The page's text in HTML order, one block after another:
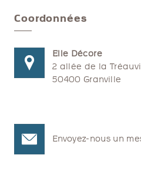
Coordonnées
Elle Décore
2 allée de la
50400 Granville
Envoyez-nous un